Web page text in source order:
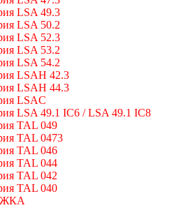
LSA 49.3
LSA 50.2
LSA 52.3
LSA 53.2
LSA 54.2
LSAH 42.3
LSAH 44.3
LSAC
LSA 49.1 IC6 / LSA 49.1 IC8
TAL 049
TAL 0473
TAL 046
TAL 044
TAL 042
TAL 040